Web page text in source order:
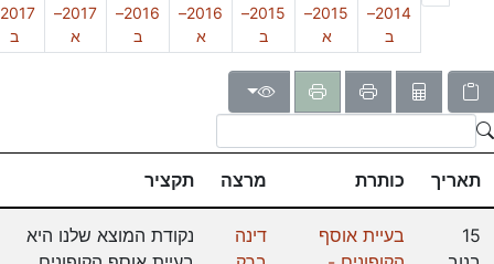
2014–
ב
2015–
א
2015–
ב
2016–
א
2016–
ב
2017–
א
ב
תאריך כותרת מרצה תקציר
15
בעיית אוסף
דינה
נקודת המוצא שלנו היא